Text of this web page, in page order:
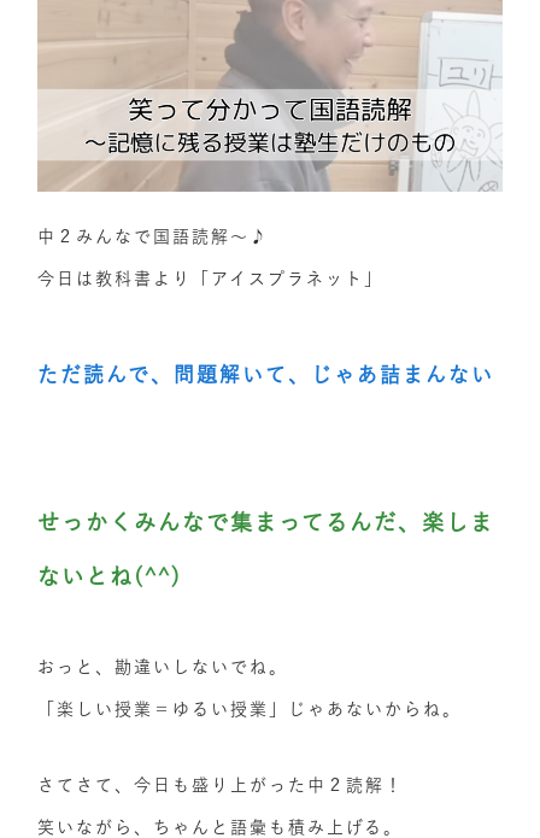
中２みんなで国語読解～♪
今日は教科書より「アイスプラネット」
ただ読んで、問題解いて、じゃあ詰まんない
せっかくみんなで集まってるんだ、楽しま
ないとね(^^)
おっと、勘違いしないでね。
「楽しい授業＝ゆるい授業」じゃあないからね。
さてさて、今日も盛り上がった中２読解！
笑いながら、ちゃんと語彙も積み上げる。